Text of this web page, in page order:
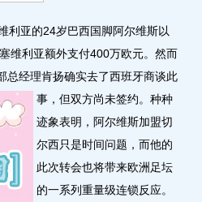
亚的24岁巴西国脚阿尔维斯以
维利亚额外支付400万欧元。然而
总经理肯扬确实去了西班牙商谈此
事，但双方尚未签约。 种种
迹象表明，阿尔维斯加盟切
尔西只是时间问题，而他的
此次转会也将带来欧洲足坛
的一系列重量级连锁反应。